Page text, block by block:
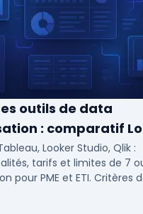
outils de data
: comparatif
vs Power BI
Looker Studio, Qlik :
tarifs et limites de 7
pour PME et ETI. Critères
SI et vos cas d'usage.